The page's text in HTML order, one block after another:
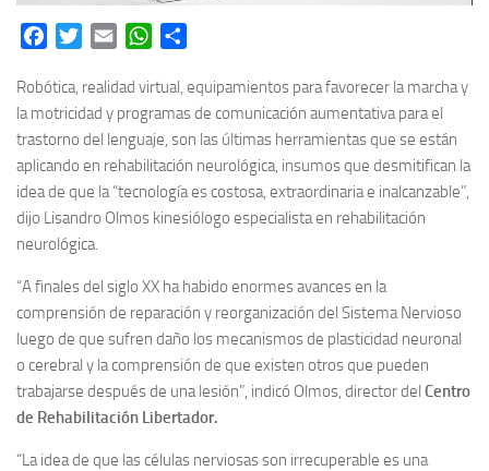
FacebookTwitterEmail WhatsApp
Robótica, realidad virtual, equipamientos para favorecer la marcha y
la motricidad y programas de comunicación aumentativa para el
trastorno del lenguaje, son las últimas herramientas que se están
aplicando en rehabilitación neurológica, insumos que desmitifican la
idea de que la “tecnología es costosa, extraordinaria e inalcanzable”,
dijo Lisandro Olmos kinesiólogo especialista en rehabilitación
neurológica.
“A finales del siglo XX ha habido enormes avances en la
comprensión de reparación y reorganización del Sistema Nervioso
luego de que sufren daño los mecanismos de plasticidad neuronal
o cerebral y la comprensión de que existen otros que pueden
trabajarse después de una lesión”, indicó Olmos, director del Centro
de Rehabilitación Libertador.
“La idea de que las células nerviosas son irrecuperable es una